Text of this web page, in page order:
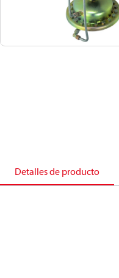
Detalles de producto